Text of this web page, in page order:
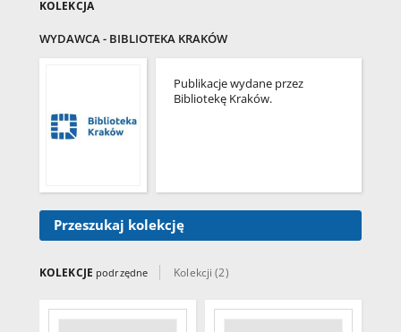
KOLEKCJA
WYDAWCA - BIBLIOTEKA KRAKÓW
Publikacje wydane przez
Bibliotekę Kraków.
Przeszukaj kolekcję
KOLEKCJE podrzędne Kolekcji (2)